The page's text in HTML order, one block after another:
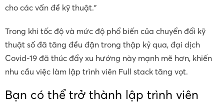
cho các vấn đề kỹ thuật.”
Trong khi tốc độ và mức độ phổ biến của chuyển đổi kỹ
thuật số đã tăng đều đặn trong thập kỷ qua, đại dịch
Covid-19 đã thúc đẩy xu hướng này mạnh mẽ hơn, khiến
nhu cầu việc làm lập trình viên Full stack tăng vọt.
Bạn có thể trở thành lập trình viên